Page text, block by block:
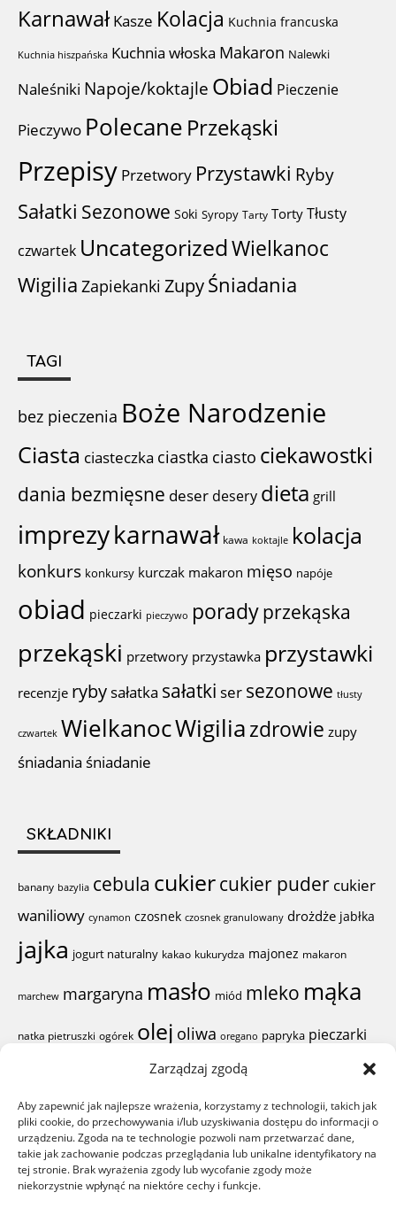
Zarządzaj zgodą
Aby zapewnić jak najlepsze wrażenia, korzystamy z technologii, takich jak
pliki cookie, do przechowywania i/lub uzyskiwania dostępu do informacji o
urządzeniu. Zgoda na te technologie pozwoli nam przetwarzać dane,
takie jak zachowanie podczas przeglądania lub unikalne identyfikatory na
tej stronie. Brak wyrażenia zgody lub wycofanie zgody może
niekorzystnie wpłynąć na niektóre cechy i funkcje.
Karnawał Kasze Kolacja Kuchnia francuska
Kuchnia hiszpańska Kuchnia włoska Makaron Nalewki
Naleśniki Napoje/koktajle Obiad Pieczenie
Pieczywo Polecane Przekąski
Przepisy Przetwory Przystawki Ryby
Sałatki Sezonowe Soki Syropy Tarty Torty Tłusty
czwartek UncategorizedWielkanoc
Wigilia Zapiekanki ZupyŚniadania
TAGI
bez pieczenia Boże Narodzenie
Ciasta ciasteczka ciastka ciasto ciekawostki
dania bezmięsne deser desery dieta grill
imprezykarnawał kawa koktajle kolacja
konkurs konkursy kurczak makaron mięso napóje
obiad pieczarki pieczywo poradyprzekąska
przekąski przetwory przystawka przystawki
recenzje ryby sałatka sałatki ser sezonowe tłusty
czwartek WielkanocWigiliazdrowie zupy
śniadania śniadanie
SKŁADNIKI
banany bazylia cebula cukiercukier puder cukier
waniliowy cynamon czosnek czosnek granulowany drożdże jabłka
jajka jogurt naturalny kakao kukurydza majonez makaron
marchew margaryna masło miód mleko mąka
natka pietruszki ogórek olej oliwa oregano papryka pieczarki
pierś z kurczaka pomidor
pieczenia rodzynki ser ser żółty sok z cytryny szynka sól
wiórki kokosowe wodaząbki czosnkuśmietana żółtka